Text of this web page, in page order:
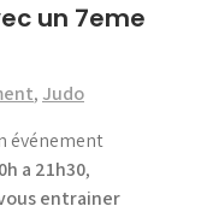
menu
un 7eme
, Judo
événement
a 21h30,
entrainer